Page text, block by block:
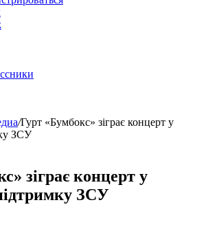
/Гурт «Бумбокс» зіграє концерт у
ЗСУ
зіграє концерт у
ЗСУ